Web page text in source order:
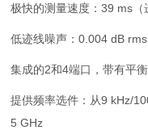
极快的测量速度：39 ms（
低迹线噪声：0.004 dB rms
集成的2和4端口，带有平
提供频率选件：从9 kHz/
5 GHz